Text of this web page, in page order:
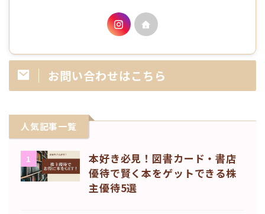
お問い合わせはこちら
人気記事一覧
1
本好き必見！図書カード・書店
優待で賢く本をゲットできる株
主優待5選